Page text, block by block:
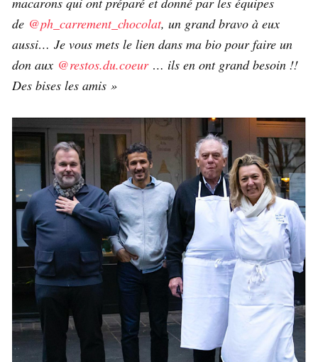
de @ph_carrement_chocolat, un grand bravo à eux
aussi… Je vous mets le lien dans ma bio pour faire un
don aux @restos.du.coeur… ils en ont grand besoin !!
Des bises les amis »